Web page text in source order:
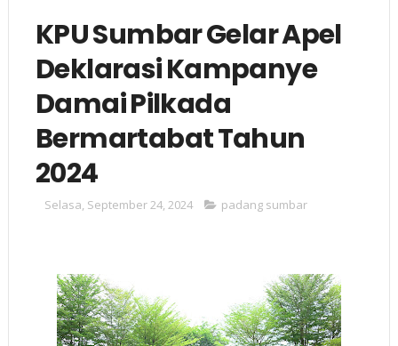
KPU Sumbar Gelar Apel
Deklarasi Kampanye
Damai Pilkada
Bermartabat Tahun
2024
Selasa, September 24, 2024 padang sumbar